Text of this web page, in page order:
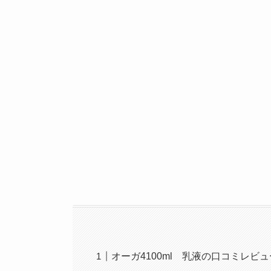
オーガ4100ml 乳液の口コミレビュ